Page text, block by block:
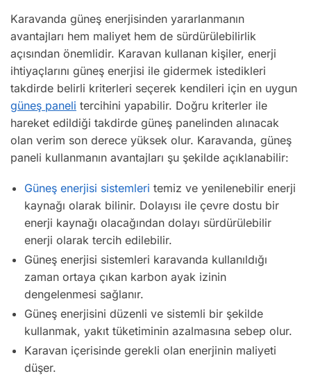
Karavanda güneş enerjisinden yararlanmanın
avantajları hem maliyet hem de sürdürülebilirlik
açısından önemlidir. Karavan kullanan kişiler, enerji
ihtiyaçlarını güneş enerjisi ile gidermek istedikleri
takdirde belirli kriterleri seçerek kendileri için en uygun
güneş paneli tercihini yapabilir. Doğru kriterler ile
hareket edildiği takdirde güneş panelinden alınacak
olan verim son derece yüksek olur. Karavanda, güneş
paneli kullanmanın avantajları şu şekilde açıklanabilir:
Güneş enerjisi sistemleri temiz ve yenilenebilir enerji
kaynağı olarak bilinir. Dolayısı ile çevre dostu bir
enerji kaynağı olacağından dolayı sürdürülebilir
enerji olarak tercih edilebilir.
Güneş enerjisi sistemleri karavanda kullanıldığı
zaman ortaya çıkan karbon ayak izinin
dengelenmesi sağlanır.
Güneş enerjisini düzenli ve sistemli bir şekilde
kullanmak, yakıt tüketiminin azalmasına sebep olur.
Karavan içerisinde gerekli olan enerjinin maliyeti
düşer.